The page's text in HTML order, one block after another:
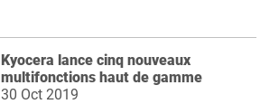
Kyocera lance cinq nouveaux
multifonctions haut de gamme
30 Oct 2019